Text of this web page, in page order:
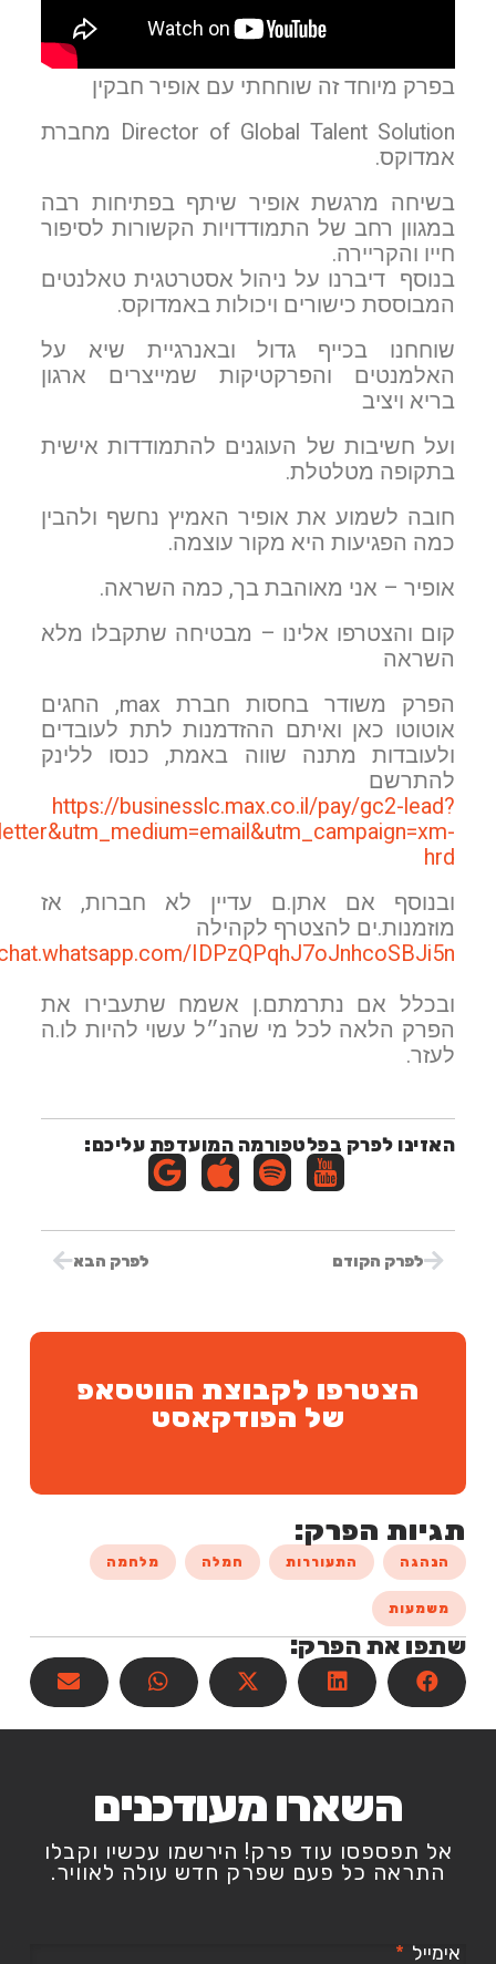
בפרק מיוחד זה שוחחתי עם אופיר חבקין
Director of Global Talent Solution מחברת
אמדוקס.
בשיחה מרגשת אופיר שיתף בפתיחות רבה
במגוון רחב של התמודדויות הקשורות לסיפור
חייו והקריירה.
בנוסף דיברנו על ניהול אסטרטגית טאלנטים
המבוססת כישורים ויכולות באמדוקס.
שוחחנו בכייף גדול ובאנרגיית שיא על
האלמנטים והפרקטיקות שמייצרים ארגון
בריא ויציב
ועל חשיבות של העוגנים להתמודדות אישית
בתקופה מטלטלת.
חובה לשמוע את אופיר האמיץ נחשף ולהבין
כמה הפגיעות היא מקור עוצמה.
אופיר – אני מאוהבת בך, כמה השראה.
קום והצטרפו אלינו – מבטיחה שתקבלו מלא
השראה
הפרק משודר בחסות חברת max,
החגים
אוטוטו כאן ואיתם ההזדמנות לתת לעובדים
ולעובדות מתנה שווה באמת, כנסו ללינק
להתרשם
https://businesslc.max.co.il/pay/gc2-lead?
hrd
ובנוסף אם אתן.ם עדיין לא חברות, אז
מוזמנות.ים להצטרף לקהילה
IDPzQPqhJ7oJnhcoSBJi5n
ובכלל אם נתרמתם.ן אשמח שתעבירו את
הפרק הלאה לכל מי שהנ״ל עשוי להיות לו.ה
לעזר.
האזינו לפרק בפלטפורמה המועדפת עליכם:
לפרק הקודם לפרק הבא
הצטרפו לקבוצת הווטסאפ
של הפודקאסט
תגיות הפרק:
הנהגה התעוררות חמלה מלחמה
משמעות
שתפו את הפרק:
השארו מעודכנים
אל תפספסו עוד פרק! הירשמו עכשיו וקבלו
התראה כל פעם שפרק חדש עולה לאוויר.
אימייל